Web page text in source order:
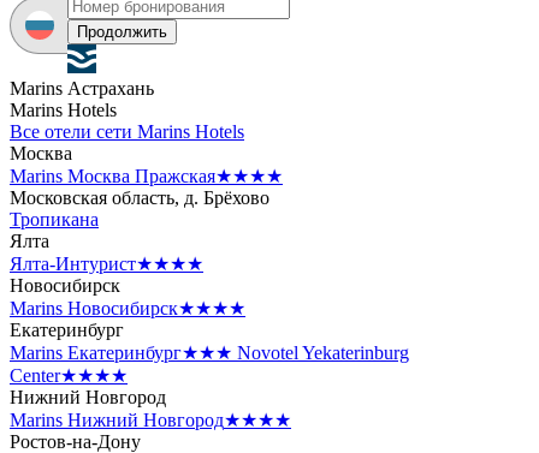
Продолжить
Marins Астрахань
Marins Hotels
Все отели сети Marins Hotels
Москва
Marins Москва Пражская★★★★
Московская область, д. Брёхово
Тропикана
Ялта
Ялта-Интурист★★★★
Новосибирск
Marins Новосибирск★★★★
Екатеринбург
Marins Екатеринбург★★★ Novotel Yekaterinburg
Center★★★★
Нижний Новгород
Marins Нижний Новгород★★★★
Ростов-на-Дону